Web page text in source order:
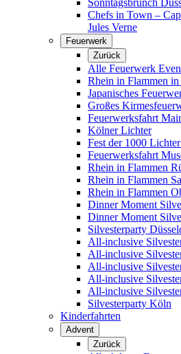
Sonntagsbrunch
Chefs in Town –
Jules Verne
Feuerwerk
Zurück
Alle Feuerwerk
Rhein in Flammen
Japanisches
Großes
Feuerwerksfahrt
Kölner Lichter
Fest der 1000
Feuerwerksfahrt
Rhein in Flammen
Rhein in Flammen
Rhein in Flammen
Dinner Moment
Dinner Moment
Silvesterparty
All-inclusive
All-inclusive
All-inclusive
All-inclusive
All-inclusive
Silvesterparty Köln
Kinderfahrten
Advent
Zurück